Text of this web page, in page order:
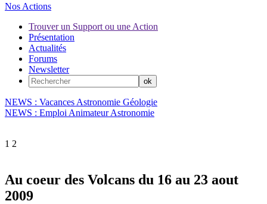
Nos Actions
Trouver un Support ou une Action
Présentation
Actualités
Forums
Newsletter
NEWS : Vacances Astronomie Géologie
NEWS : Emploi Animateur Astronomie
1 2
Au coeur des Volcans du 16 au 23 aout
2009